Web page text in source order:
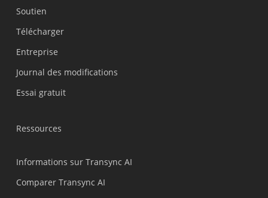
Soutien
Télécharger
Entreprise
Journal des modifications
Essai gratuit
Ressources
Informations sur Transync AI
Comparer Transync AI